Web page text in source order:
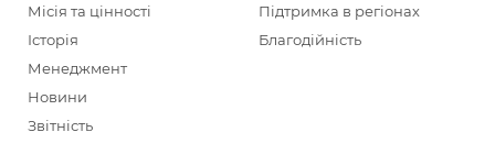
Місія та цінності
Історія
Менеджмент
Новини
Звітність
Підтримка в регіонах
Благодійність